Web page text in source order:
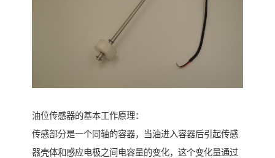
油位传感器的基本工作原理：
传感部分是一个同轴的容器，当油进入容器后引起传感
器壳体和感应电极之间电容量的变化，这个变化量通过